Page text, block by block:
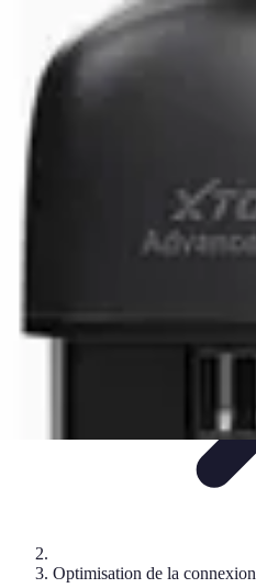
Fibre Internet Maison
OptimisationÉquipement
Tendances Comprendre la Fibre
Optimisation de la connexion